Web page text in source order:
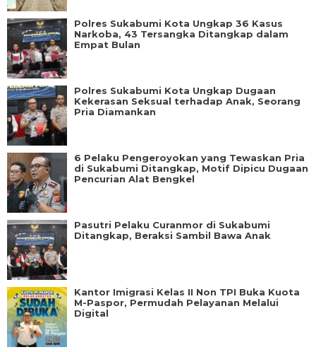
Polres Sukabumi Kota Ungkap 36 Kasus
Narkoba, 43 Tersangka Ditangkap dalam
Empat Bulan
Polres Sukabumi Kota Ungkap Dugaan
Kekerasan Seksual terhadap Anak, Seorang
Pria Diamankan
6 Pelaku Pengeroyokan yang Tewaskan Pria
di Sukabumi Ditangkap, Motif Dipicu Dugaan
Pencurian Alat Bengkel
Pasutri Pelaku Curanmor di Sukabumi
Ditangkap, Beraksi Sambil Bawa Anak
Kantor Imigrasi Kelas II Non TPI Buka Kuota
M-Paspor, Permudah Pelayanan Melalui
Digital